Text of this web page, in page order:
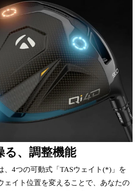
る、調整機能
、4つの可動式「TASウェイト(*)」を
ェイト位置を変えることで、あなたの